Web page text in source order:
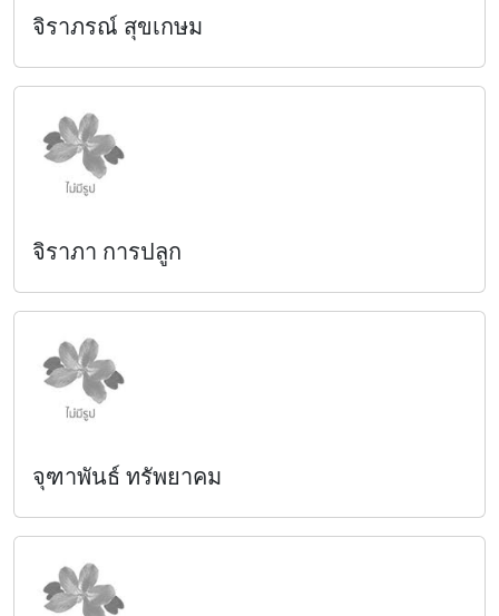
จิราภรณ์ สุขเกษม
จิราภา การปลูก
จุฑาพันธ์ ทรัพยาคม